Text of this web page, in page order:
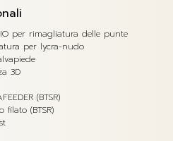
per rimagliatura delle punte
per lycra-nudo
3D
(BTSR)
filato (BTSR)